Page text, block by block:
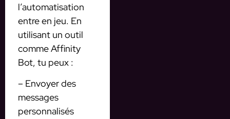
l’automatisation
entre en jeu. En
utilisant un outil
comme Affinity
Bot, tu peux :
– Envoyer des
messages
personnalisés